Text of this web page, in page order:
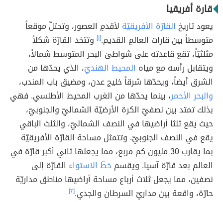
قارة أفريقيا
يعود تاريخ القارّة الأفريقيّة لأقدمِ العصور، وتحتلّ موقعاً
متوسطاً بين قارات العالمِ القديم.[١] وتتخد القارّة شكلاً
مثلثيّاً، تقع قاعدته على شواطئ البحر المتوسط شمالاً،
ويتقابل رأسه مع مياه المحيط الهنديّ، الذي يحدّها من
الشرق أيضاً، ويحدّها شرقاً خليج عدن، ومضيق باب المندب،
والبحر الأحمر، بينما يحدّها من الغرب المحيط الأطلسي. فهي
بذلك تمتد بين نصفيّ الكرة الأرضيّة الشماليّ والجنوبيّ،
حيث يقع ثلثا أراضيها في النصف الشماليّ، والثلث الباقي
يقع في النصف الجنوبيّ. وتتمثل مساحة القارّة الأفريقيّة
بما يقارب 30 مليون كم مربع، مما يجعلها ثاني أكبر قارّة في
العالم بعد قارّة آسيا. ويقسمخطّ الاستواء القارّة إلى
نصفين، مما يجعل ثلاث أرباع مساحة أراضيها مناطق مداريّة
حارّة، واقعة بين مداريّ السرطان والجدي.[٢]